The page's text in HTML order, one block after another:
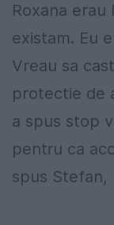
Roxana erau
existam. Eu
Vreau sa
protectie de
a spus stop
pentru ca
spus Stefan,